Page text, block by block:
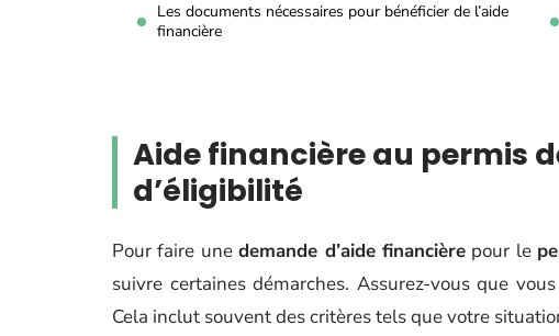
Les documents nécessaires pour bénéficier de l’aide
financière
Aide financière au permis
d’éligibilité
Pour faire unedemande d’aide financièrepour le
suivre certaines démarches. Assurez-vous que
Cela inclut souvent des critères tels que votre